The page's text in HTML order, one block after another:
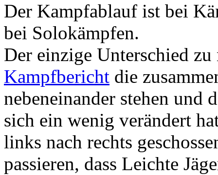
Der Kampfablauf ist bei
bei Solokämpfen.
Der einzige Unterschied
Kampfbericht die
nebeneinander stehen und
sich ein wenig verändert
links nach rechts
passieren, dass Leichte